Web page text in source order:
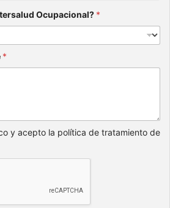
Ocupacional? *
*
y acepto la política de tratamiento de